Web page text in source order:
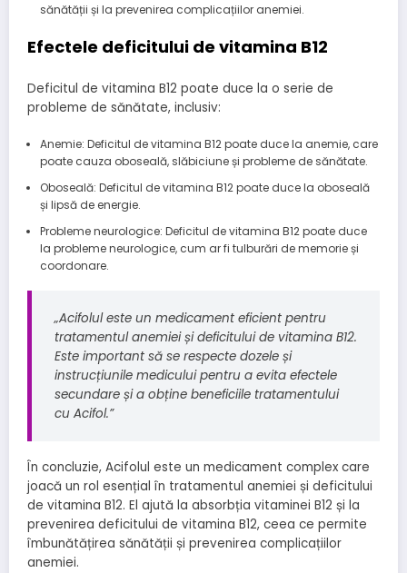
sănătății și la prevenirea complicațiilor anemiei.
Efectele deficitului de vitamina B12
Deficitul de vitamina B12 poate duce la o serie de
probleme de sănătate, inclusiv:
Anemie: Deficitul de vitamina B12 poate duce la anemie, care
poate cauza oboseală, slăbiciune și probleme de sănătate.
Oboseală: Deficitul de vitamina B12 poate duce la oboseală
și lipsă de energie.
Probleme neurologice: Deficitul de vitamina B12 poate duce
la probleme neurologice, cum ar fi tulburări de memorie și
coordonare.
„Acifolul este un medicament eficient pentru
tratamentul anemiei și deficitului de vitamina B12.
Este important să se respecte dozele și
instrucțiunile medicului pentru a evita efectele
secundare și a obține beneficiile tratamentului
cu Acifol.”
În concluzie, Acifolul este un medicament complex care
joacă un rol esențial în tratamentul anemiei și deficitului
de vitamina B12. El ajută la absorbția vitaminei B12 și la
prevenirea deficitului de vitamina B12, ceea ce permite
îmbunătățirea sănătății și prevenirea complicațiilor
anemiei.